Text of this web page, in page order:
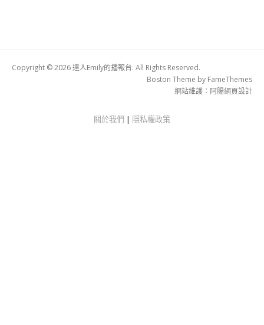
Copyright © 2026 達人Emily的播報台. All Rights Reserved.
Boston Theme by FameThemes
網站維護： 阿腸網頁設計
關於我們 | 隱私權政策